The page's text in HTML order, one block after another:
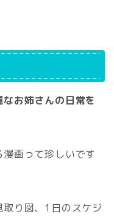
お姉さんの日常を
画って珍しいです
り図、1日のスケジ